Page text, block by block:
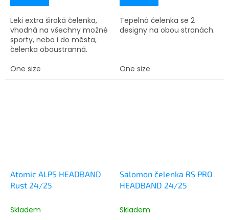
Leki extra široká čelenka,
vhodná na všechny možné
sporty, nebo i do města,
čelenka oboustranná.
One size
Tepelná čelenka se 2
designy na obou stranách.
One size
Atomic ALPS HEADBAND
Rust 24/25
Skladem
Salomon čelenka RS PRO
HEADBAND 24/25
Skladem